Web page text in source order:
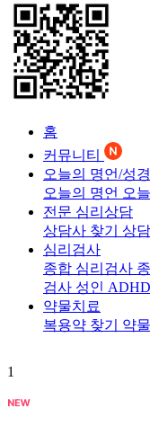
홈
커뮤니티
오늘의 명언/성경
오늘의 명언 오
전문 심리상담
상담사 찾기 상
심리검사
종합 심리검사
검사 성인
약물치료
복용약 찾기 약
1